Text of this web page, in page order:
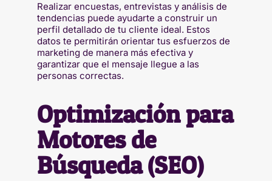
Realizar encuestas, entrevistas y análisis de
tendencias puede ayudarte a construir un
perfil detallado de tu cliente ideal. Estos
datos te permitirán orientar tus esfuerzos de
marketing de manera más efectiva y
garantizar que el mensaje llegue a las
personas correctas.
Optimización para
Motores de
Búsqueda (SEO)